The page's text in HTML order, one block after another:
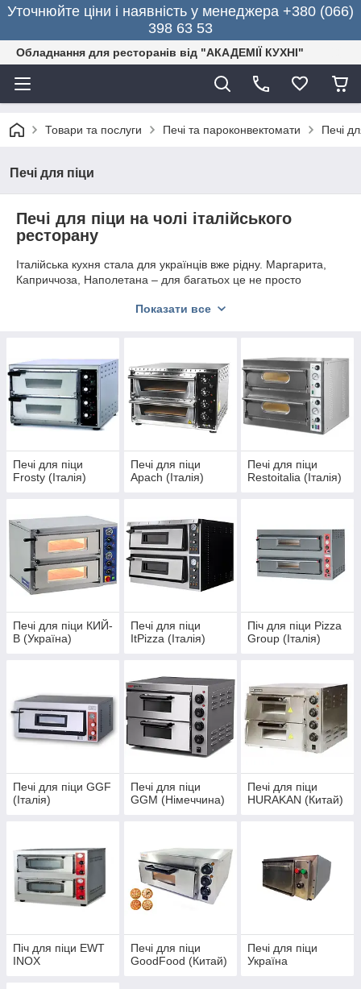
Уточнюйте ціни і наявність у менеджера +380 (066)
398 63 53
Обладнання для ресторанів від "АКАДЕМІЇ КУХНІ"
Товари та послуги Печі та пароконвектомати Печі
Печі для піци
Печі для піци на чолі італійського
ресторану
Італійська кухня стала для українців вже рідну. Маргарита,
Каприччоза, Наполетана – для багатьох це не просто
і тратторій чудово розбираються в італійській кухні. І тому
Піч для піци– те обладнання, яке здатне зробити основу
ідеально пропеченою, а начинку – соковитою.
Показати все
Печі для піци
Frosty (Італія)
Печі для піци
Арасһ (Італія)
Печі для піци
Restoitalia (Італія)
Печі для піци КИЙ-
В (Україна)
Печі для піци
ItPizza (Італія)
Піч для піци Pizza
Group (Італія)
Печі для піци GGF
(Італія)
Печі для піци
GGM (Німеччина)
Печі для піци
HURAKAN (Китай)
Піч для піци EWT
INOX
Печі для піци
GoodFood (Китай)
Печі для піци
Україна